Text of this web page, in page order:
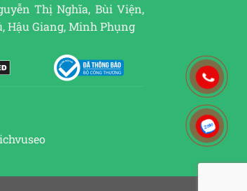
Thị Nghĩa, Bùi Viện,
Hậu Giang, Minh Phụng